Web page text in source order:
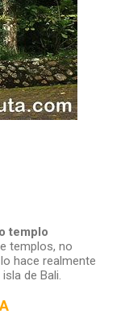
templo
templos, no
hace realmente
de Bali.